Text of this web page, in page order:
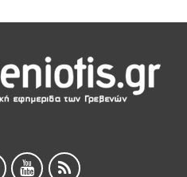
«Πολιτιστικού
ταινία «Μικρές